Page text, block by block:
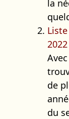
la
de
du